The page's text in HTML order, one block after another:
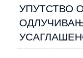
УПУТСТВО